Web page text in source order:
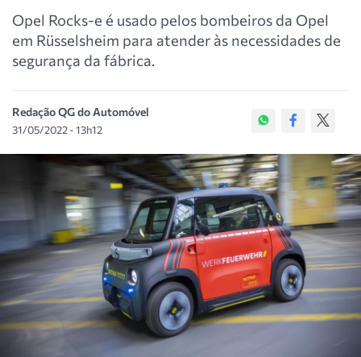
Opel Rocks-e é usado pelos bombeiros da Opel
em Rüsselsheim para atender às necessidades de
segurança da fábrica.
Redação QG do Automóvel
31/05/2022 - 13h12